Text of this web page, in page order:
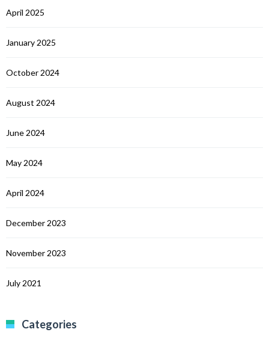
April 2025
January 2025
October 2024
August 2024
June 2024
May 2024
April 2024
December 2023
November 2023
July 2021
Categories